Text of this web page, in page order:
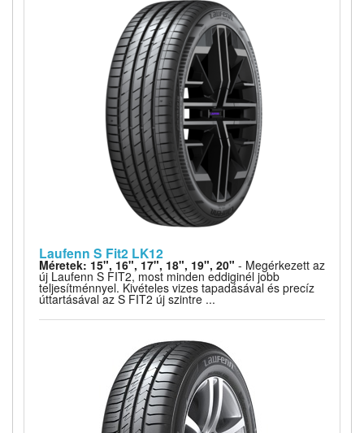
Laufenn S Fit2 LK12
Méretek: 15", 16", 17", 18", 19", 20" - Megérkezett az
új Laufenn S FIT2, most minden eddiginél jobb
teljesítménnyel. Kivételes vizes tapadásával és precíz
úttartásával az S FIT2 új szintre ...